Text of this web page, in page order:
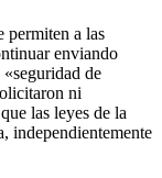
permiten a las
enviando
«seguridad de
ni
las leyes de la
independientemente